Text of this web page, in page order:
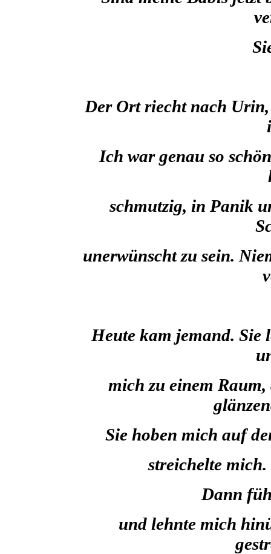
Der Ort riecht nach
Ich war genau so
schmutzig, in Panik
unerwünscht zu sein.
Heute kam jemand. Sie
mich zu einem
Sie hoben mich auf
streichelte
Dann
und lehnte mich